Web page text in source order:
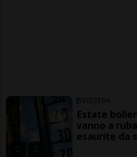
SVIZZERA
Estate
vanno a
esaurite da